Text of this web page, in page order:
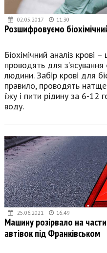
02.05.2017 11:30
Розшифровуємо
Біохімічний аналіз крові
проводять для з’ясування
людини. Забір крові для
правило, проводять
їжу і пити рідину за 6-12
воду.
25.06.2021 16:49
Машину розірвало на
автівок під Франківськом